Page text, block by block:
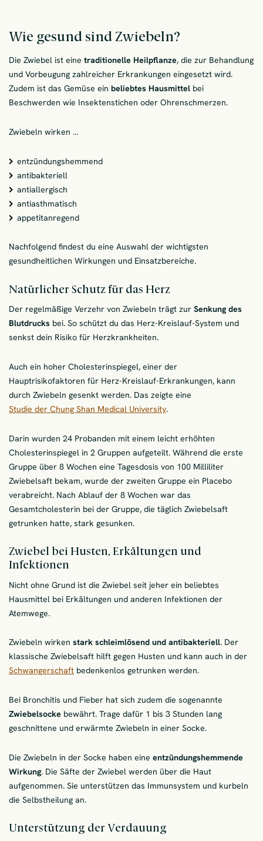
Wie gesund sind Zwiebeln?
Die Zwiebel ist eine traditionelle Heilpflanze, die zur Behandlung
und Vorbeugung zahlreicher Erkrankungen eingesetzt wird.
Zudem ist das Gemüse ein beliebtes Hausmittel bei
Beschwerden wie Insektenstichen oder Ohrenschmerzen.
Zwiebeln wirken …
entzündungshemmend
antibakteriell
antiallergisch
antiasthmatisch
appetitanregend
Nachfolgend findest du eine Auswahl der wichtigsten
gesundheitlichen Wirkungen und Einsatzbereiche.
Natürlicher Schutz für das Herz
Der regelmäßige Verzehr von Zwiebeln trägt zur Senkung des
Blutdrucks bei. So schützt du das Herz-Kreislauf-System und
senkst dein Risiko für Herzkrankheiten.
Auch ein hoher Cholesterinspiegel, einer der
Hauptrisikofaktoren für Herz-Kreislauf-Erkrankungen, kann
durch Zwiebeln gesenkt werden. Das zeigte eine
Studie der Chung Shan Medical University.
Darin wurden 24 Probanden mit einem leicht erhöhten
Cholesterinspiegel in 2 Gruppen aufgeteilt. Während die erste
Gruppe über 8 Wochen eine Tagesdosis von 100 Milliliter
Zwiebelsaft bekam, wurde der zweiten Gruppe ein Placebo
verabreicht. Nach Ablauf der 8 Wochen war das
Gesamtcholesterin bei der Gruppe, die täglich Zwiebelsaft
getrunken hatte, stark gesunken.
Zwiebel bei Husten, Erkältungen und
Infektionen
Nicht ohne Grund ist die Zwiebel seit jeher ein beliebtes
Hausmittel bei Erkältungen und anderen Infektionen der
Atemwege.
Zwiebeln wirken stark schleimlösend und antibakteriell. Der
klassische Zwiebelsaft hilft gegen Husten und kann auch in der
Schwangerschaft bedenkenlos getrunken werden.
Bei Bronchitis und Fieber hat sich zudem die sogenannte
Zwiebelsocke bewährt. Trage dafür 1 bis 3 Stunden lang
geschnittene und erwärmte Zwiebeln in einer Socke.
Die Zwiebeln in der Socke haben eine entzündungshemmende
Wirkung. Die Säfte der Zwiebel werden über die Haut
aufgenommen. Sie unterstützen das Immunsystem und kurbeln
die Selbstheilung an.
Unterstützung der Verdauung